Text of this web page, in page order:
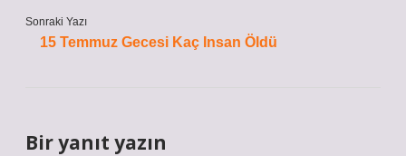
Sonraki Yazı
15 Temmuz Gecesi Kaç Insan Öldü
Bir yanıt yazın